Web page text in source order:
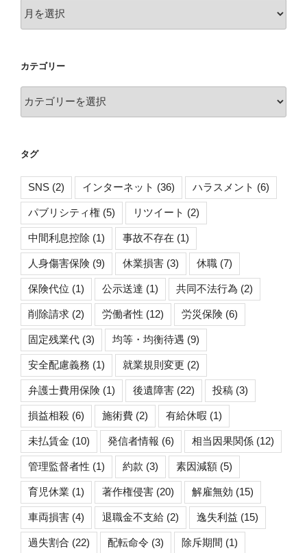
ー
ブ
カテゴリー
テ
ー
タグ
SNS (2) インターネット (36) ハラスメント (6)
パブリシティ権 (5) リツイート (2)
中間利息控除 (1) 事故不存在 (1)
人身傷害保険 (9) 休業損害 (3) 休職 (7)
保険代位 (1) 公示送達 (1) 共同不法行為 (2)
削除請求 (2) 労働者性 (12) 労災保険 (6)
固定残業代 (3) 均等・均衡待遇 (9)
安全配慮義務 (1) 就業規則変更 (2)
弁護士費用保険 (1) 後遺障害 (22) 投稿 (3)
損益相殺 (6) 施術費 (2) 有給休暇 (1)
未払賃金 (10) 発信者情報 (6) 相当因果関係 (12)
管理監督者性 (1) 約款 (3) 素因減額 (5)
育児休業 (1) 著作権侵害 (20) 解雇無効 (15)
車両損害 (4) 退職金不支給 (2) 逸失利益 (15)
過失割合 (22) 配転命令 (3) 除斥期間 (1)